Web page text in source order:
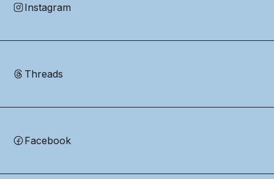
Instagram
Threads
Facebook